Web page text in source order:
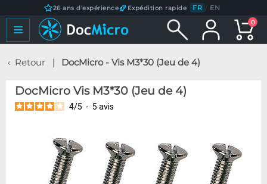
26 ans d'expérience Expédition rapide FR / EN
0
Retour DocMicro - Vis M3*30 (Jeu de 4)
DocMicro Vis M3*30 (Jeu de 4)
4/5 - 5 avis